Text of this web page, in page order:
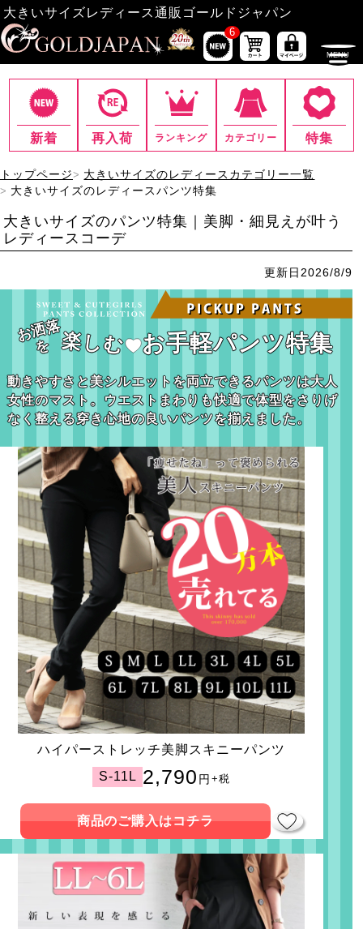
大きいサイズレディース通販ゴールドジャパン
6
新着 再入荷 ランキング カテゴリー 特集
トップページ
大きいサイズのレディースカテゴリー一覧
大きいサイズのレディースパンツ特集
大きいサイズのパンツ特集｜美脚・細見えが叶う
レディースコーデ
更新日2026/8/9
お洒落
を 楽しむ お手軽パンツ特集
動きやすさと美シルエットを両立できるパンツは大人
女性のマスト。 ウエストまわりも快適で体型をさりげ
なく整える穿き心地の良いパンツを揃えました。
ハイパーストレッチ美脚スキニーパンツ
S-11L 2,790 円 +税
商品のご購入はコチラ